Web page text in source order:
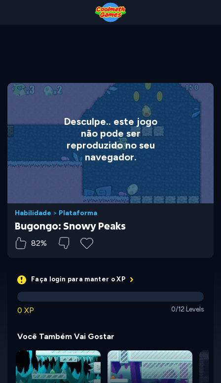
Desculpe.. este jogo
não pode ser
reproduzido no seu
navegador.
Habilidade > Plataforma
Bugongo: Snowy Peaks
82%
Faça login para manter o XP
0 XP 0/12 Levels
Você Também Vai Gostar